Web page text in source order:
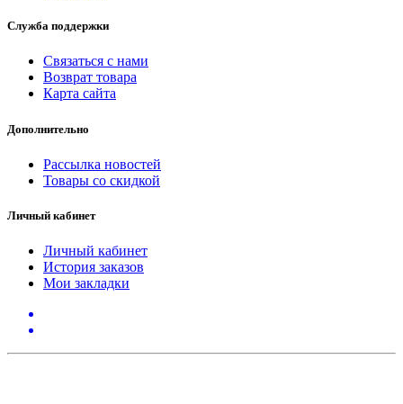
Служба поддержки
Связаться с нами
Возврат товара
Карта сайта
Дополнительно
Рассылка новостей
Товары со скидкой
Личный кабинет
Личный кабинет
История заказов
Мои закладки